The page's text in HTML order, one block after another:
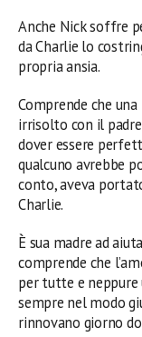
Anche Nick soffre
da Charlie lo
propria ansia.
Comprende che
irrisolto con il
dover essere
qualcuno avrebbe
conto, aveva
Charlie.
È sua madre ad
comprende che
per tutte e
sempre nel modo
rinnovano giorno